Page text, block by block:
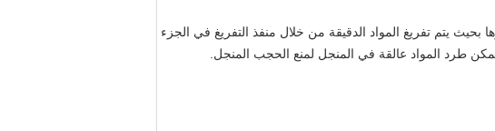
يتم تفريغ المواد الدقيقة من خلال منفذ التفريغ في الجزء
طرد المواد عالقة في المنجل لمنع الحجب المنجل.